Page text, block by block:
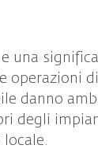
una
danno
degli